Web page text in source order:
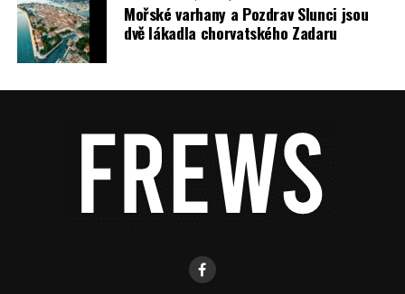
Mořské varhany a Pozdrav Slunci jsou
dvě lákadla chorvatského Zadaru